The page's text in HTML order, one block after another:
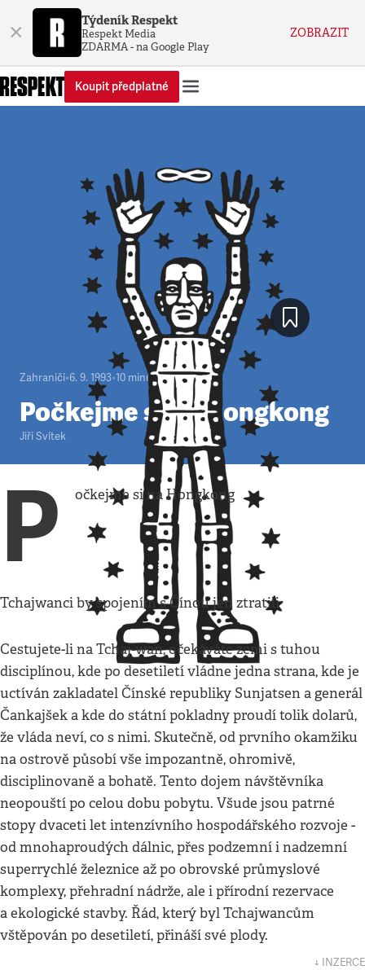
× Týdeník Respekt
Respekt Media
ZDARMA - na Google Play
ZOBRAZIT
Koupit předplatné
Zahraničí•6. 9. 1993•10 minut
Počkejme si na Hongkong
Jiří Svítek
P očkejme si na Hongkong
Tchajwanci by spojením s Čínou jen ztratili
Cestujete-li na Tchaj-wan, očekáváte zemi s tuhou
disciplínou, kde po desetiletí vládne jedna strana, kde je
uctíván zakladatel Čínské republiky Sunjatsen a generál
Čankajšek a kde do státní pokladny proudí tolik dolarů,
že vláda neví, co s nimi. Skutečně, od prvního okamžiku
na ostrově působí vše impozantně, ohromivě,
disciplinovaně a bohatě. Tento dojem návštěvníka
neopouští po celou dobu pobytu. Všude jsou patrné
stopy dvaceti let intenzívního hospodářského rozvoje -
od mnohaproudých dálnic, přes podzemní i nadzemní
superrychlé železnice až po obrovské průmyslové
komplexy, přehradní nádrže, ale i přírodní rezervace
a ekologické stavby. Řád, který byl Tchajwancům
vštěpován po desetiletí, přináší své plody.
↓ INZERCE